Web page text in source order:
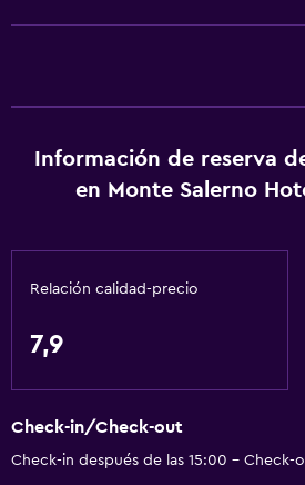
Alarma de humo
Baño
Secador de pelo
Ducha
Albornoz
Sistema de entretenimiento
TV por cable o vía satélite
Información de reserva
en Monte Salerno
Relación calidad-precio
7,9
Check-in/Check-out
Check-in después de las 15:00 - Check-